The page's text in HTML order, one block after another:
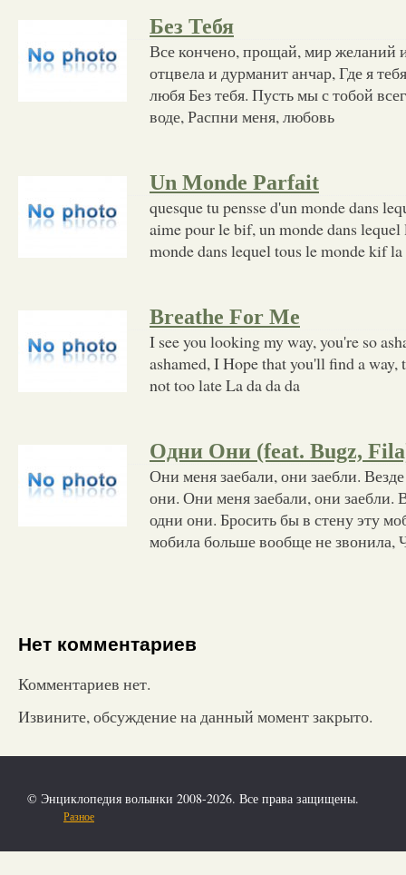
Без Тебя
Все кончено, прощай, мир желаний
отцвела и дурманит анчар, Где я
любя Без тебя. Пусть мы с тобой
воде, Распни меня, любовь
Un Monde Parfait
quesque tu pensse d'un monde dans
aime pour le bif, un monde dans
monde dans lequel tous le monde kif
Breathe For Me
I see you looking my way, you're so
ashamed, I Hope that you'll find a way,
not too late La da da da
Одни Они (feat. Bugz,
Они меня заебали, они заебли.
они. Они меня заебали, они заебли.
одни они. Бросить бы в стену эту
мобила больше вообще не звонила,
Нет комментариев
Комментариев нет.
Извините, обсуждение на данный момент закрыто.
© Энциклопедия волынки 2008-2026. Все права защищены.
Разное